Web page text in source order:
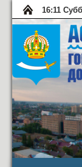
16:11